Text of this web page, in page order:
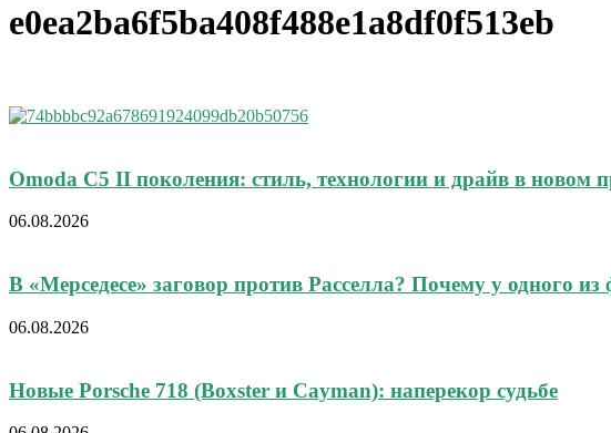
e0ea2ba6f5ba408f488e1a8df0f513eb
Omoda C5 II поколения: стиль, технологии и драйв в новом
06.08.2026
В «Мерседесе» заговор против Расселла? Почему у одного
06.08.2026
Новые Porsche 718 (Boxster и Cayman): наперекор судьбе